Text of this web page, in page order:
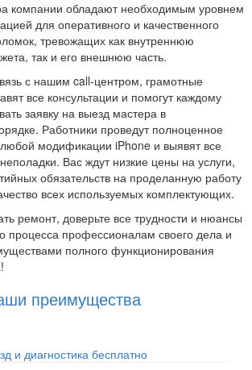
компании обладают необходимым уровнем
для оперативного и качественного
тревожащих как внутреннюю
так и его внешнюю часть.
с нашим call-центром, грамотные
все консультации и помогут каждому
заявку на выезд мастера в
Работники проведут полноценное
модификации iPhone и выявят все
Вас ждут низкие цены на услуги,
обязательств на проделанную работу
всех используемых комплектующих.
ремонт, доверьте все трудности и нюансы
процесса профессионалам своего дела и
полного функционирования
преимущества
и диагностика бесплатно